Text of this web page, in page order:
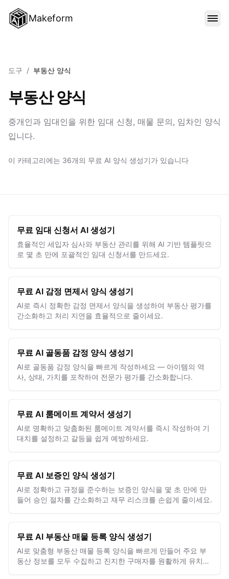
Makeform
템플릿
블로그
가격
무료로 사용해보기
도구 / 부동산 양식
부동산 양식
중개인과 임대인을 위한 임대 신청, 매물 문의, 임차인 양식
입니다.
이 카테고리에는 36개의 무료 AI 양식 생성기가 있습니다
무료 임대 신청서 AI 생성기
효율적인 세입자 심사와 부동산 관리를 위해 AI 기반 템플릿으
로 몇 초 만에 포괄적인 임대 신청서를 만드세요.
무료 AI 감정 면제서 양식 생성기
AI로 즉시 정확한 감정 면제서 양식을 생성하여 부동산 평가를
간소화하고 처리 지연을 효율적으로 줄이세요.
무료 AI 골동품 감정 양식 생성기
AI로 골동품 감정 양식을 빠르게 작성하세요 — 아이템의 역
사, 상태, 가치를 포착하여 전문가 평가를 간소화합니다.
무료 AI 룸메이트 계약서 생성기
AI로 명확하고 맞춤화된 룸메이트 계약서를 즉시 작성하여 기
대치를 설정하고 갈등을 쉽게 예방하세요.
무료 AI 보증인 양식 생성기
AI로 정확하고 규정을 준수하는 보증인 양식을 몇 초 만에 만
들어 승인 절차를 간소화하고 재무 리스크를 손쉽게 줄이세요.
무료 AI 부동산 매물 등록 양식 생성기
AI로 맞춤형 부동산 매물 등록 양식을 빠르게 만들어 주요 부
동산 정보를 모두 수집하고 진지한 구매자를 원활하게 유치하